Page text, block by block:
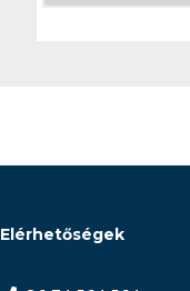
Elérhetőségek